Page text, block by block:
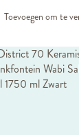
Toevoegen om te